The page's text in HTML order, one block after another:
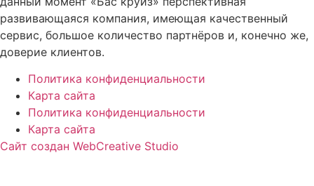
развивающаяся компания, имеющая качественный
сервис, большое количество партнёров и, конечно же,
доверие клиентов.
Политика конфиденциальности
Карта сайта
Политика конфиденциальности
Карта сайта
Сайт создан WebCreative Studio